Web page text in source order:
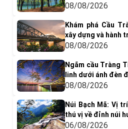
"dính"
08/08/2026
Khám phá Cầu
xây dựng và hành
08/08/2026
Ngắm cầu Tràng
linh dưới ánh đèn
08/08/2026
Núi Bạch Mã: Vị
thú vị về đỉnh núi
06/08/2026